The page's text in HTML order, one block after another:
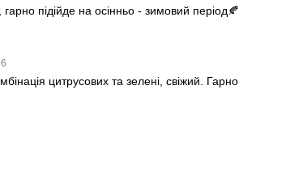
підійде на осінньо - зимовий період🍂
цитрусових та зелені, свіжий. Гарно